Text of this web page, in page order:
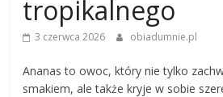
tropikalnego
3 czerwca 2026 obiadumnie.pl
Ananas to owoc, który nie tylko
smakiem, ale także kryje w sobie